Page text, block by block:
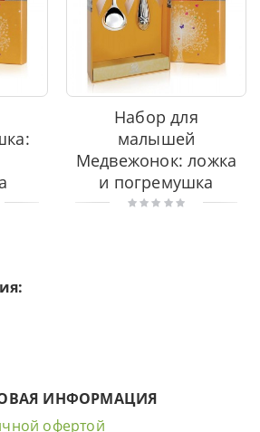
Набор для
малышей
Медвежонок: ложка
и погремушка
ИНФОРМАЦИЯ
офертой